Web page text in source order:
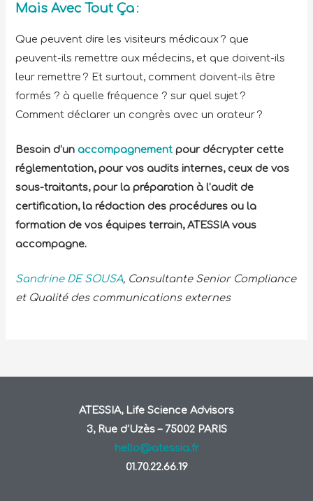
Mais Avec Tout Ça :
Que peuvent dire les visiteurs médicaux ? que
peuvent-ils remettre aux médecins, et que doivent-ils
leur remettre ? Et surtout, comment doivent-ils être
formés ? à quelle fréquence ? sur quel sujet ?
Comment déclarer un congrès avec un orateur ?
Besoin d’unaccompagnement pour décrypter cette
réglementation, pour vos audits internes, ceux de vos
sous-traitants, pour la préparation à l’audit de
certification, la rédaction des procédures ou la
formation de vos équipes terrain, ATESSIA vous
accompagne.
Sandrine DE SOUSA, Consultante Senior Compliance
et Qualité des communications externes
ATESSIA, Life Science Advisors
3, Rue d’Uzès – 75002 PARIS
hello@atessia.fr
01.70.22.66.19